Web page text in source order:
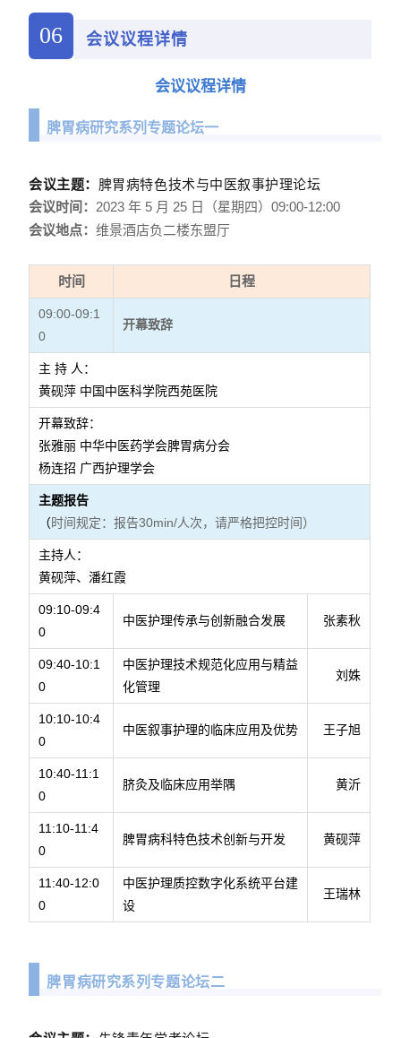
06 会议议程详情
会议议程详情
脾胃病研究系列专题论坛一
会议主题： 脾胃病特色技术与中医叙事护理论坛
会议时间： 2023 年 5 月 25 日（星期四）09:00-12:00
会议地点：维景酒店负二楼东盟厅
时间 日程
09:00-09:1
0
开幕致辞
主 持 人：
黄砚萍 中国中医科学院西苑医院
开幕致辞：
张雅丽 中华中医药学会脾胃病分会
杨连招 广西护理学会
主题报告
（ 时间规定：报告30min/人次，请严格把控时间）
主持人：
黄砚萍、潘红霞
09:10-09:4
0
中医护理传承与创新融合发展 张素秋
09:40-10:1
0
中医护理技术规范化应用与精益
化管理
刘姝
10:10-10:4
0
中医叙事护理的临床应用及优势 王子旭
10:40-11:1
0
脐灸及临床应用举隅 黄沂
11:10-11:4
0
脾胃病科特色技术创新与开发 黄砚萍
11:40-12:0
0
中医护理质控数字化系统平台建
设
王瑞林
脾胃病研究系列专题论坛二